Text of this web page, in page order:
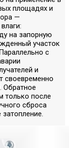
площадях и
—
на запорную
участок
с
и
своевременно
Обратное
только после
сброса